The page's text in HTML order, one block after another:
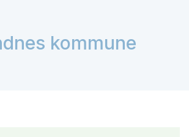
kommune